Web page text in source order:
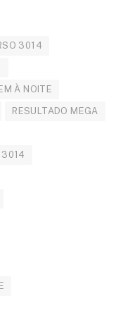
3014
À NOITE
RESULTADO MEGA
3014